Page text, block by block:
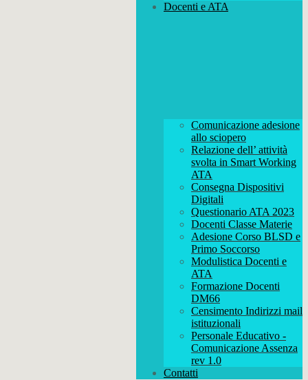
Docenti e ATA
Comunicazione adesione
allo sciopero
Relazione dell’ attività
svolta in Smart Working
ATA
Consegna Dispositivi
Digitali
Questionario ATA 2023
Docenti Classe Materie
Adesione Corso BLSD e
Primo Soccorso
Modulistica Docenti e
ATA
Formazione Docenti
DM66
Censimento Indirizzi mail
istituzionali
Personale Educativo -
Comunicazione Assenza
rev 1.0
Contatti